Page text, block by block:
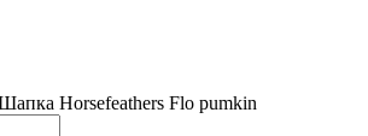
Horsefeathers Flo pumkin